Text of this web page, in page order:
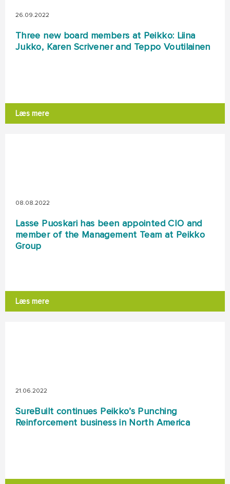
26.09.2022
Three new board members at Peikko: Liina
Jukko, Karen Scrivener and Teppo Voutilainen
Læs mere
08.08.2022
Lasse Puoskari has been appointed CIO and
member of the Management Team at Peikko
Group
Læs mere
21.06.2022
SureBuilt continues Peikko’s Punching
Reinforcement business in North America